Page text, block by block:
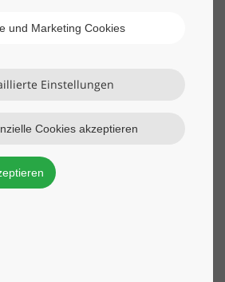
und Marketing Cookies
Einstellungen
Cookies akzeptieren